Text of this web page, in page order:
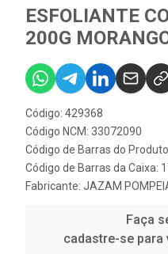
ESFOLIANTE
200G
Código: 429368
Código NCM: 33072090
Código de Barras do
Código de Barras da Caixa:
Fabricante: JAZAM
Faça
cadastre-se